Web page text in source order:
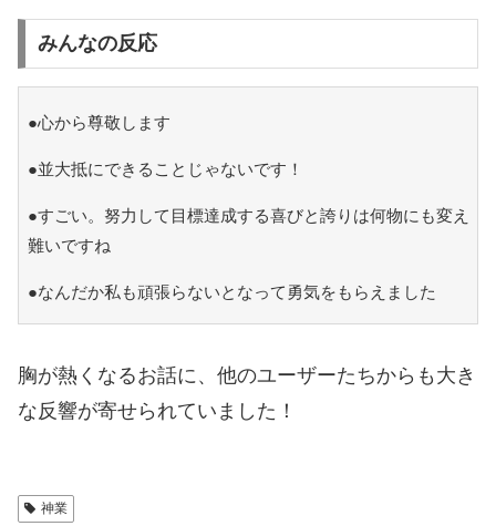
みんなの反応
●心から尊敬します
●並大抵にできることじゃないです！
●すごい。努力して目標達成する喜びと誇りは何物にも変え
難いですね
●なんだか私も頑張らないとなって勇気をもらえました
胸が熱くなるお話に、他のユーザーたちからも大き
な反響が寄せられていました！
神業